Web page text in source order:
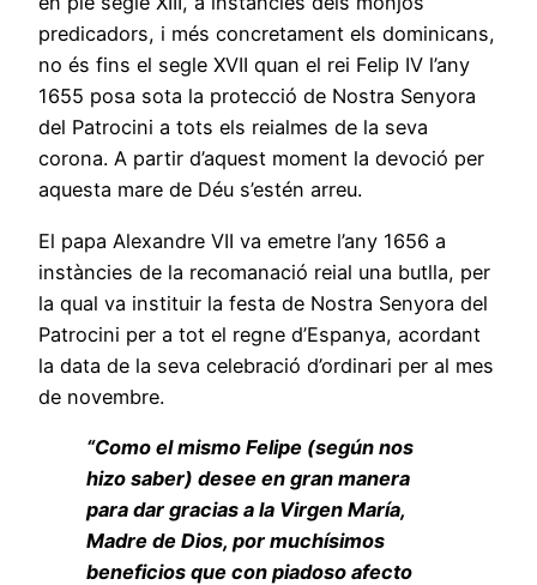
predicadors, i més concretament els dominicans,
no és fins el segle XVII quan el rei Felip IV l’any
1655 posa sota la protecció de Nostra Senyora
del Patrocini a tots els reialmes de la seva
corona. A partir d’aquest moment la devoció per
aquesta mare de Déu s’estén arreu.
El papa Alexandre VII va emetre l’any 1656 a
instàncies de la recomanació reial una butlla, per
la qual va instituir la festa de Nostra Senyora del
Patrocini per a tot el regne d’Espanya, acordant
la data de la seva celebració d’ordinari per al mes
de novembre.
“Como el mismo Felipe (según nos
hizo saber) desee en gran manera
para dar gracias a la Virgen María,
Madre de Dios, por muchísimos
beneficios que con piadoso afecto